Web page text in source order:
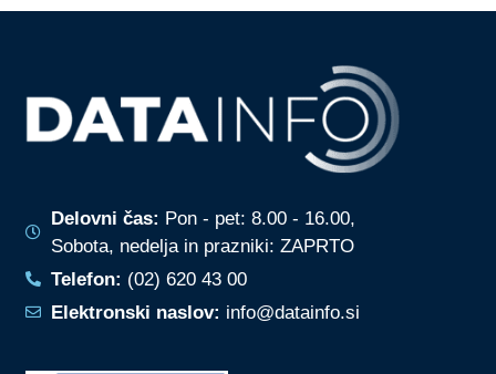
Delovni čas: Pon - pet: 8.00 - 16.00,
Sobota, nedelja in prazniki: ZAPRTO
Telefon: (02) 620 43 00
Elektronski naslov: info@datainfo.si